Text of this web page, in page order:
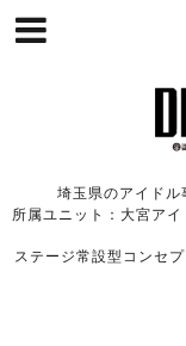
埼玉県のアイドル
所属ユニット：大宮アイ
ステージ常設型コンセ